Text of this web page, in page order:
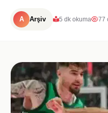
A Arşiv 5 dk okuma 77